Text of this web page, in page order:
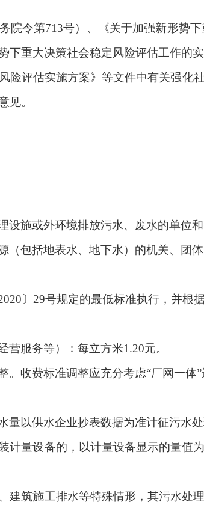
院令第713号）、《关于加强新形势
下重大决策社会稳定风险评估工作的
险评估实施方案》等文件中有关强
见。
设施或外环境排放污水、废水的单位
包括地表水、地下水）的机关、团
〕29号规定的最低标准执行，并根
营服务等）：每立方米1.20元。
。收费标准调整应充分考虑“厂网一体
量以供水企业抄表数据为准计征污水处
计量设备的，以计量设备显示的量
建筑施工排水等特殊情形，其污水